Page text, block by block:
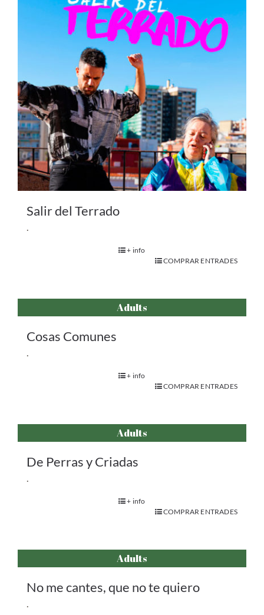
Salir del Terrado
.
+ info
COMPRAR ENTRADES
Adults
Cosas Comunes
.
+ info
COMPRAR ENTRADES
Adults
De Perras y Criadas
.
+ info
COMPRAR ENTRADES
Adults
No me cantes, que no te quiero
.